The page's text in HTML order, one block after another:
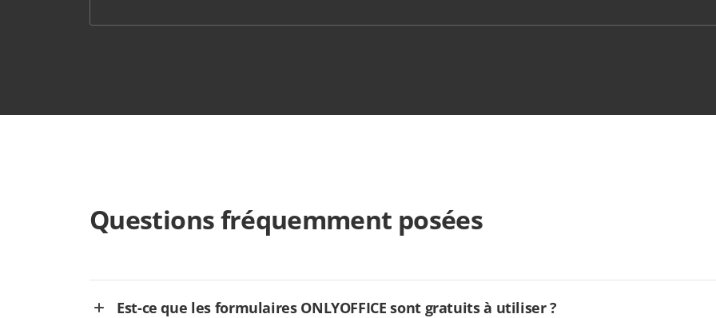
Questions fréquemment posées
Est-ce que les formulaires ONLYOFFICE sont gratuits à utiliser ?